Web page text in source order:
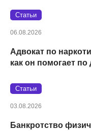
Статьи
06.08.2026
Адвокат по
как он помогает
Статьи
03.08.2026
Банкротство